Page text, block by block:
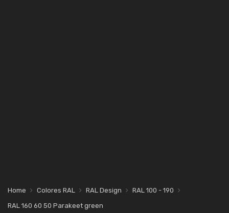
Home Colores RAL RAL Design
RAL 100 - 190
RAL 160 60 50 Parakeet green